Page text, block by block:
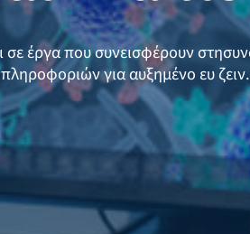
έργα που συνεισφέρουν
για αυξημένο ευ ζειν.